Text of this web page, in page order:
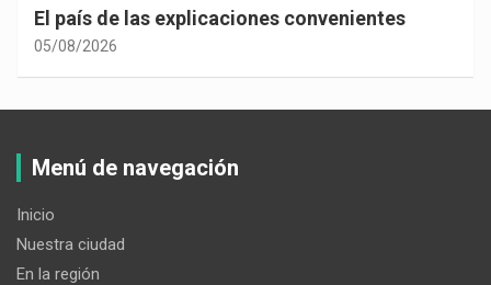
El país de las explicaciones convenientes
05/08/2026
Menú de navegación
Inicio
Nuestra ciudad
En la región